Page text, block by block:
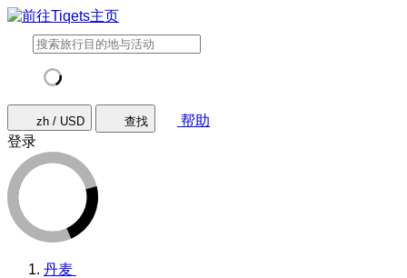
zh / USD 查找
帮助
登录
丹麦